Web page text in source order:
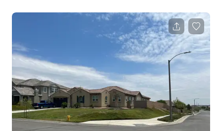
Ambiente non fumatori / Fumare con supplemento Hai 15
minuti prima della tua festa per allestire, includi il tempo di
allestimento nel totale della prenotazione Non lavare i vestiti
davanti all'edificio *Wi-Fi gratuito per gli ospiti disponibile